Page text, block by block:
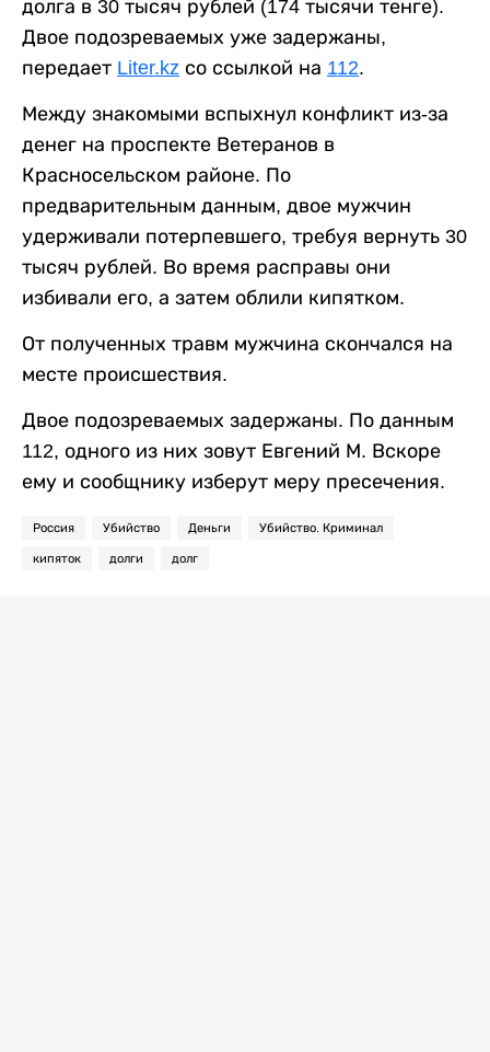
долга в 30 тысяч рублей (174 тысячи тенге).
Двое подозреваемых уже задержаны,
передает Liter.kz со ссылкой на 112.
Между знакомыми вспыхнул конфликт из-за
денег на проспекте Ветеранов в
Красносельском районе. По
предварительным данным, двое мужчин
удерживали потерпевшего, требуя вернуть 30
тысяч рублей. Во время расправы они
избивали его, а затем облили кипятком.
От полученных травм мужчина скончался на
месте происшествия.
Двое подозреваемых задержаны. По данным
112, одного из них зовут Евгений М. Вскоре
ему и сообщнику изберут меру пресечения.
Россия Убийство Деньги Убийство. Криминал
кипяток долги долг